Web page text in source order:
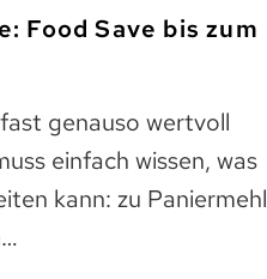
Food Save bis zum
genauso wertvoll
einfach wissen, was
kann: zu Paniermehl